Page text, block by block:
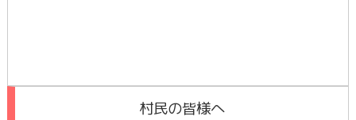
村民の皆様へ